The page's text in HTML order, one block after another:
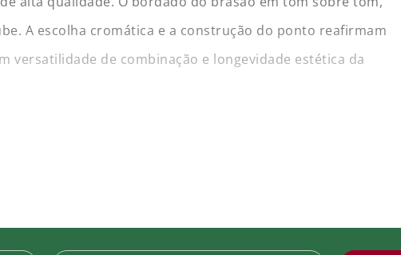
A escolha cromática e a construção do ponto reafirmam
versatilidade de combinação e longevidade estética da